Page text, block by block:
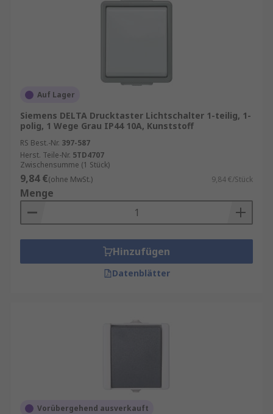
Auf Lager
Siemens DELTA Drucktaster Lichtschalter 1-teilig, 1-
polig, 1 Wege Grau IP44 10A, Kunststoff
RS Best.-Nr. 397-587
Herst. Teile-Nr. 5TD4707
Zwischensumme (1 Stück)
9,84 €(ohne MwSt.) 9,84 €/Stück
Menge
Hinzufügen
Datenblätter
Vorübergehend ausverkauft